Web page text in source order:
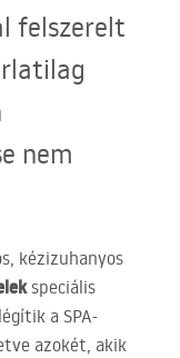
felszerelt
nem
kézizuhanyos
speciális
a SPA-
azokét, akik